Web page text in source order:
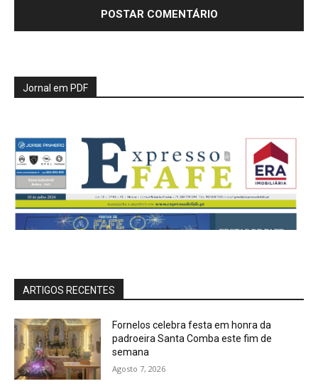
Jornal em PDF
ARTIGOS RECENTES
Fornelos celebra festa em honra da
padroeira Santa Comba este fim de
semana
Agosto 7, 2026